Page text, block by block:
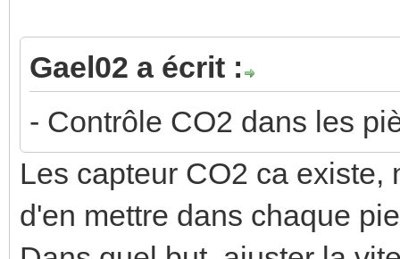
Gael02 a écrit :
- Contrôle CO2 dans les
Les capteur CO2 ca
d'en mettre dans chaque